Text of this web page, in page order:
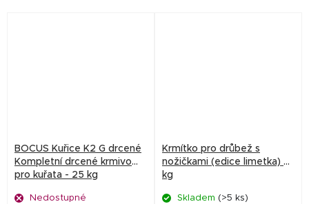
BOCUS Kuřice K2 G drcené
Kompletní drcené krmivo
pro kuřata - 25 kg
Nedostupné
Krmítko pro drůbež s
nožičkami (edice limetka) 4
kg
Skladem (>5 ks)